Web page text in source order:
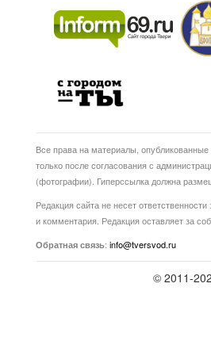
Все права на материалы, опубликованные
только после согласования с
(фотографии). Гиперссылка должна
Редакция сайта не несет
и комментария. Редакция оставляет за
Обратная связь: info@tversvod.ru
© 2011-